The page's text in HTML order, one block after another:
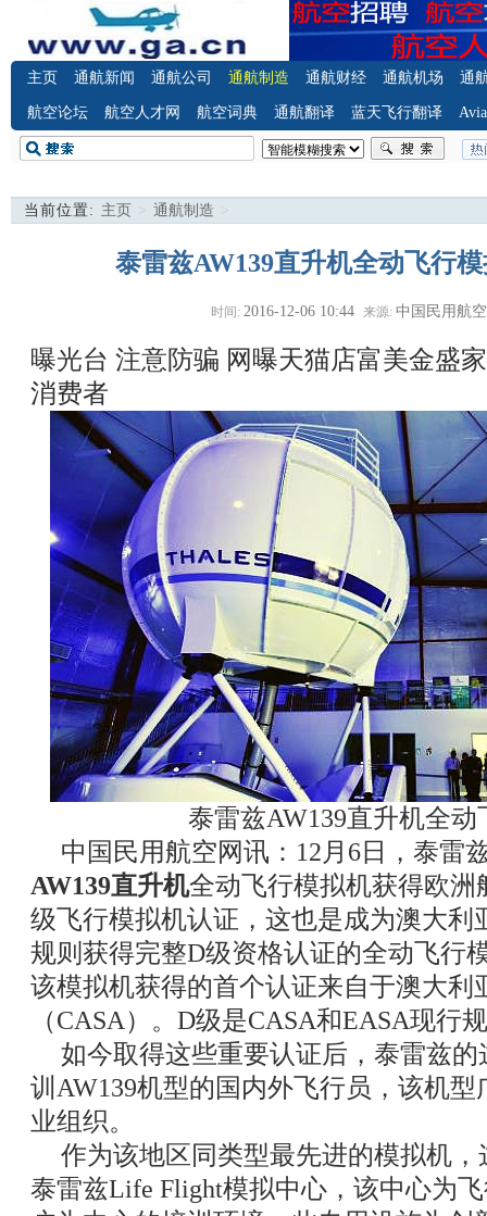
主页 通航新闻 通航公司 通航制造 通航财经 通航机场 通
航空论坛 航空人才网 航空词典 通航翻译 蓝天飞行翻译
当前位置: 主页 > 通航制造 >
泰雷兹AW139直升机全动飞行
时间: 2016-12-06 10:44 来源: 中国民用航
曝光台 注意防骗 网曝天猫店富美金盛
消费者
泰雷兹AW139直升机全动
中国民用航空网讯：12月6日，泰雷
AW139直升机全动飞行模拟机获得欧洲
级飞行模拟机认证，这也是成为澳大利
规则获得完整D级资格认证的全动飞行
该模拟机获得的首个认证来自于澳大利
（CASA）。D级是CASA和EASA现行
如今取得这些重要认证后，泰雷兹
训AW139机型的国内外飞行员，该机
业组织。
作为该地区同类型最先进的模拟机
泰雷兹Life Flight模拟中心，该中心为